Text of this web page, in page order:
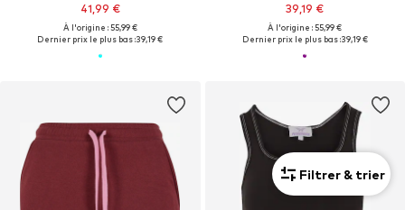
41,99 €
À l'origine : 55,99 €
Dernier prix le plus bas :39,19 €
39,19 €
À l'origine : 55,99 €
Dernier prix le plus bas :39,19 €
Filtrer & trier